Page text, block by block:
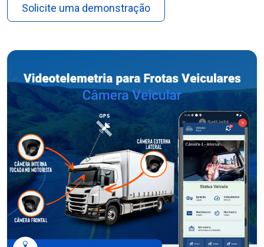
Solicite uma demonstração